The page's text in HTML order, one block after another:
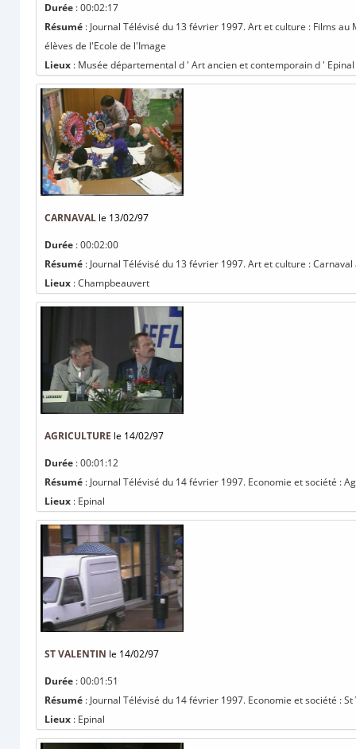
Durée : 00:02:17
Résumé : Journal Télévisé du 13 février 1997. Art et culture : Films
élèves de l'Ecole de l'Image
Lieux : Musée départemental d ' Art ancien et contemporain d ' Epinal
CARNAVAL le 13/02/97
Durée : 00:02:00
Résumé : Journal Télévisé du 13 février 1997. Art et culture :
Lieux : Champbeauvert
AGRICULTURE le 14/02/97
Durée : 00:01:12
Résumé : Journal Télévisé du 14 février 1997. Economie et société :
Lieux : Epinal
ST VALENTIN le 14/02/97
Durée : 00:01:51
Résumé : Journal Télévisé du 14 février 1997. Economie et société :
Lieux : Epinal